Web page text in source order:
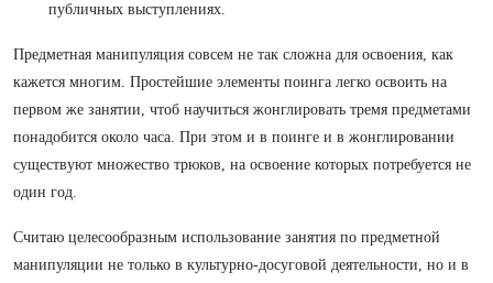
публичных выступлениях.
Предметная манипуляция совсем не так сложна для освоения, как
кажется многим. Простейшие элементы поинга легко освоить на
первом же занятии, чтоб научиться жонглировать тремя предметами
понадобится около часа. При этом и в поинге и в жонглировании
существуют множество трюков, на освоение которых потребуется не
один год.
Считаю целесообразным использование занятия по предметной
манипуляции не только в культурно-досуговой деятельности, но и в